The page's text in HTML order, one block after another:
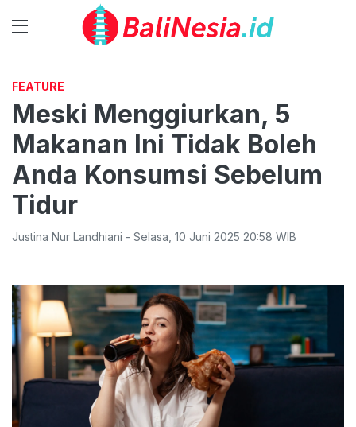
FEATURE
Meski Menggiurkan, 5
Makanan Ini Tidak Boleh
Anda Konsumsi Sebelum
Tidur
Justina Nur Landhiani - Selasa 10 Juni 2025 20:58 WIB